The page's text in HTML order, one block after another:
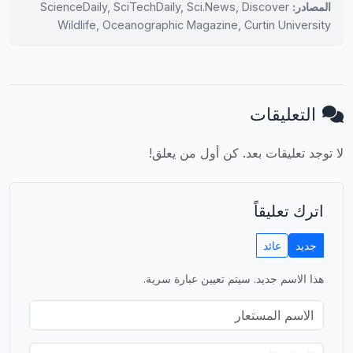
المصادر: ScienceDaily, SciTechDaily, Sci.News, Discover
Wildlife, Oceanographic Magazine, Curtin University
التعليقات
لا توجد تعليقات بعد. كن أول من يعلق!
اترك تعليقاً
جديد عائد
هذا الاسم جديد. سيتم تعيين عبارة سرية.